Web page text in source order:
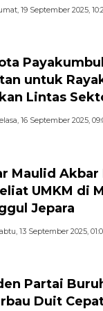
19 September 2025,
untuk
Lintas
16 September 2025,
Maulid
UMKM di
Jepara
13 September 2025,
Partai
Duit